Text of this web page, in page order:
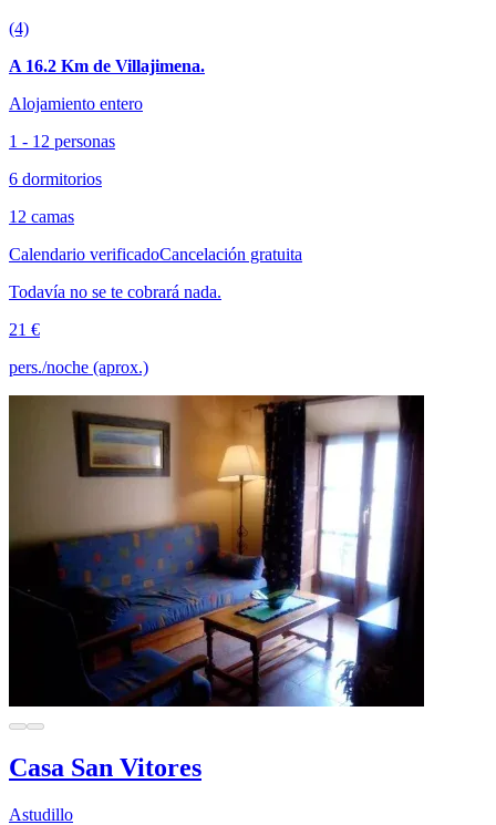
(4)
A 16.2 Km de Villajimena.
Alojamiento entero
1 - 12 personas
6 dormitorios
12 camas
Calendario verificadoCancelación gratuita
Todavía no se te cobrará nada.
21 €
pers./noche (aprox.)
Casa San Vitores
Astudillo